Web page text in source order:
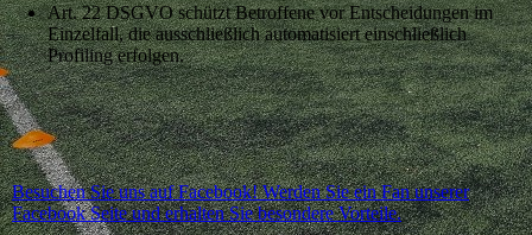
Art. 22 DSGVO schützt Betroffene vor Entscheidungen im
Einzelfall, die ausschließlich automatisiert einschließlich
Profiling erfolgen.
Besuchen Sie uns auf Facebook! Werden Sie ein Fan unserer
Facebook Seite und erhalten Sie besondere Vorteile.